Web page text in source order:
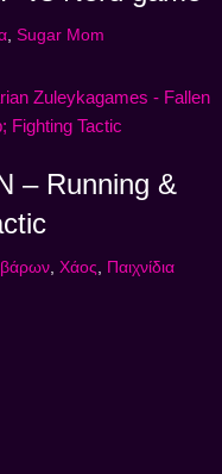
Sugar Mom
– Running &
Χάος Παιχνίδια